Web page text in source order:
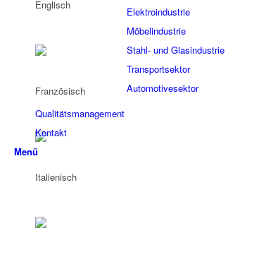
Elektroindustrie
Möbelindustrie
Stahl- und Glasindustrie
Transportsektor
Automotivesektor
Qualitätsmanagement
Kontakt
Menü